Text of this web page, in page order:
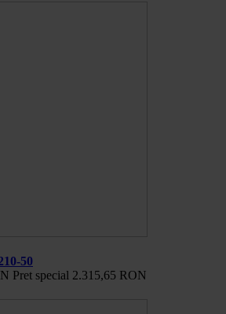
50
Pret special 2.315,65 RON